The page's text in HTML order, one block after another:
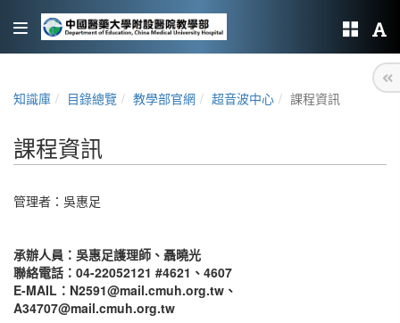
知識庫 目錄總覽 教學部官網 超音波中心 課程資訊
課程資訊
管理者： 吳惠足
承辦人員：吳惠足護理師、聶曉光
聯絡電話：04-22052121 #4621、4607
E-MAIL：N2591@mail.cmuh.org.tw、
A34707@mail.cmuh.org.tw